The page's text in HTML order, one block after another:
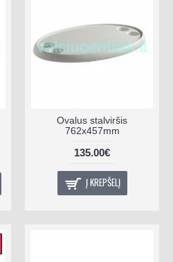
Ovalus stalviršis
762x457mm
135.00€
Į KREPŠELĮ